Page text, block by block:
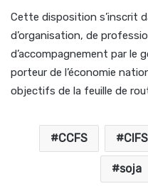
Cette disposition s’inscrit
d’organisation, de
d’accompagnement par le
porteur de l’économie
objectifs de la feuille de
CCFS
soja